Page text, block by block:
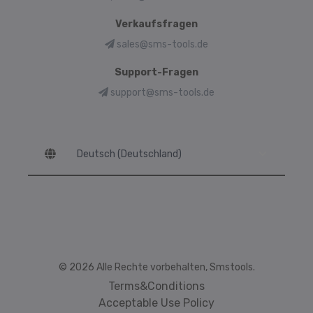
Verkaufsfragen
sales@sms-tools.de
Support-Fragen
support@sms-tools.de
© 2026 Alle Rechte vorbehalten, Smstools.
Terms&Conditions
Acceptable Use Policy